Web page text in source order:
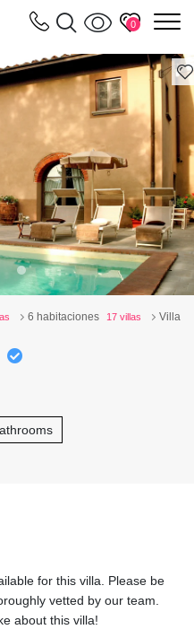
0
6 habitaciones 17 villas Villa
for this villa. Please be
vetted by our team.
about this villa!